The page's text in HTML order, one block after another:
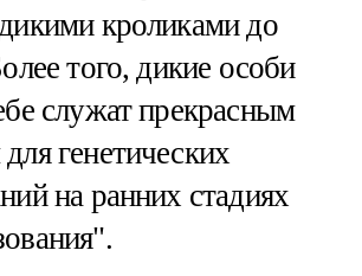
кроликами до
того, дикие особи
служат прекрасным
генетических
на ранних стадиях